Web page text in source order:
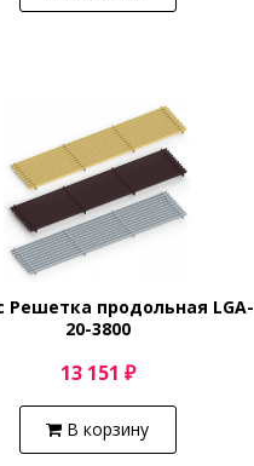
Решетка продольная LGA-
20-3800
13 151 ₽
В корзину